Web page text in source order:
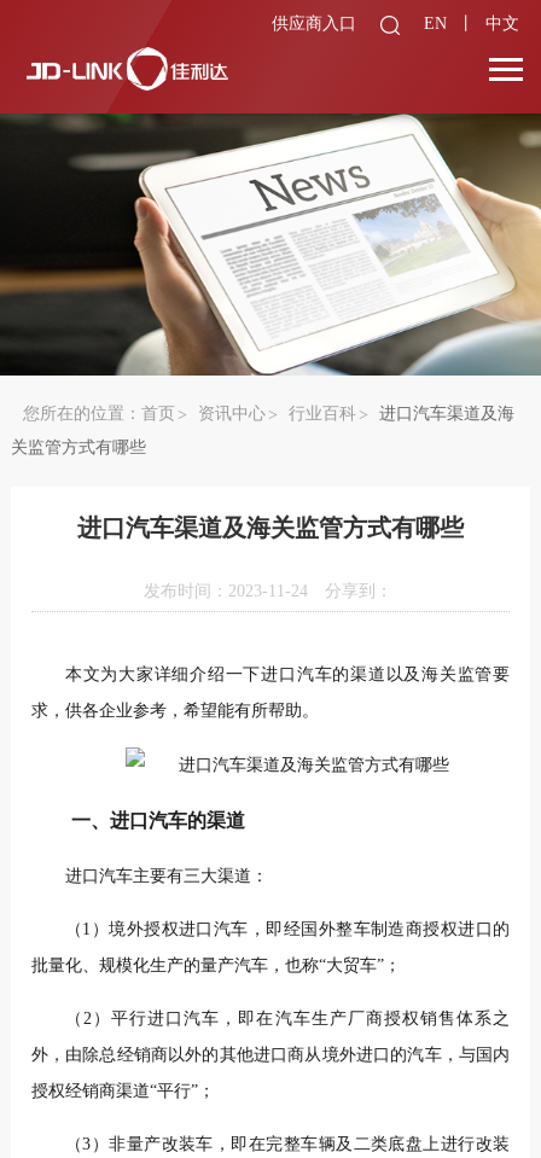
供应商入口 EN 中文
您所在的位置： 首页 资讯中心 行业百科
进口汽车渠道及海
关监管方式有哪些
进口汽车渠道及海关监管方式有哪些
发布时间：2023-11-24 分享到：
本文为大家详细介绍一下进口汽车的渠道以及海关监管要
求，供各企业参考，希望能有所帮助。
一、进口汽车的渠道
进口汽车主要有三大渠道：
（1）境外授权进口汽车，即经国外整车制造商授权进口的
批量化、规模化生产的量产汽车，也称“大贸车”；
（2）平行进口汽车，即在汽车生产厂商授权销售体系之
外，由除总经销商以外的其他进口商从境外进口的汽车，与国内
授权经销商渠道“平行”；
（3）非量产改装车，即在完整车辆及二类底盘上进行改装